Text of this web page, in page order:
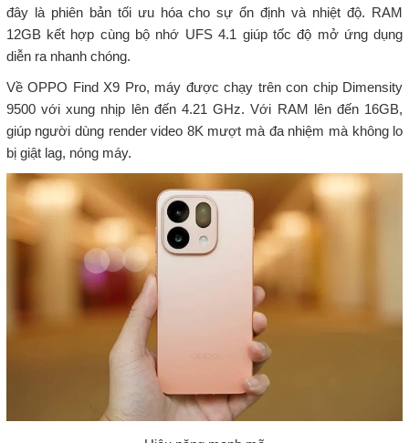
đây là phiên bản tối ưu hóa cho sự ổn định và nhiệt độ. RAM
12GB kết hợp cùng bộ nhớ UFS 4.1 giúp tốc độ mở ứng dụng
diễn ra nhanh chóng.
Về OPPO Find X9 Pro, máy được chạy trên con chip Dimensity
9500 với xung nhịp lên đến 4.21 GHz. Với RAM lên đến 16GB,
giúp người dùng render video 8K mượt mà đa nhiệm mà không lo
bị giật lag, nóng máy.